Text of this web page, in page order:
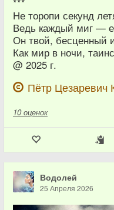
***
Не торопи секунд
Ведь каждый миг —
Он твой, бесценный
Как мир в ночи,
@ 2025 г.
Пётр Цезаревич
10 оценок
Водолей
25 Апреля 2026